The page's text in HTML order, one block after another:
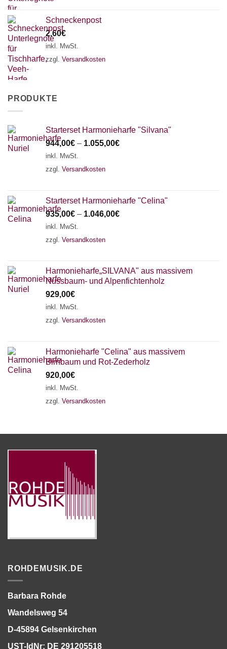
Schneckenpost
2,60€
inkl. MwSt.
zzgl. Versandkosten
PRODUKTE
Starterset Harmonieharfe "Silvana"
944,00€ – 1.055,00€
inkl. MwSt.
zzgl. Versandkosten
Starterset Harmonieharfe "Celina"
935,00€ – 1.046,00€
inkl. MwSt.
zzgl. Versandkosten
Harmonieharfe„SILVANA" aus massivem
Nussbaum- und Alpenfichtenholz
929,00€
inkl. MwSt.
zzgl. Versandkosten
Harmonieharfe "Celina" aus massivem
Birnbaum und Rot-Zederholz
920,00€
inkl. MwSt.
zzgl. Versandkosten
ROHDEMUSIK.DE
Barbara Rohde
Wandelsweg 54
D-45894 Gelsenkirchen
UST-IdNr: DE 291205518